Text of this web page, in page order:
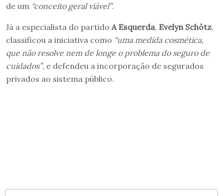
de um “conceito geral viável”.
Já a especialista do partido A Esquerda, Evelyn Schötz,
classificou a iniciativa como “uma medida cosmética,
que não resolve nem de longe o problema do seguro de
cuidados”, e defendeu a incorporação de segurados
privados ao sistema público.